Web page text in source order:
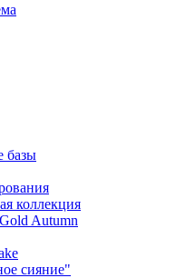
базы
коллекция
Autumn
сияние"